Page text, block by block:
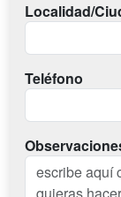
Localidad/
Teléfono